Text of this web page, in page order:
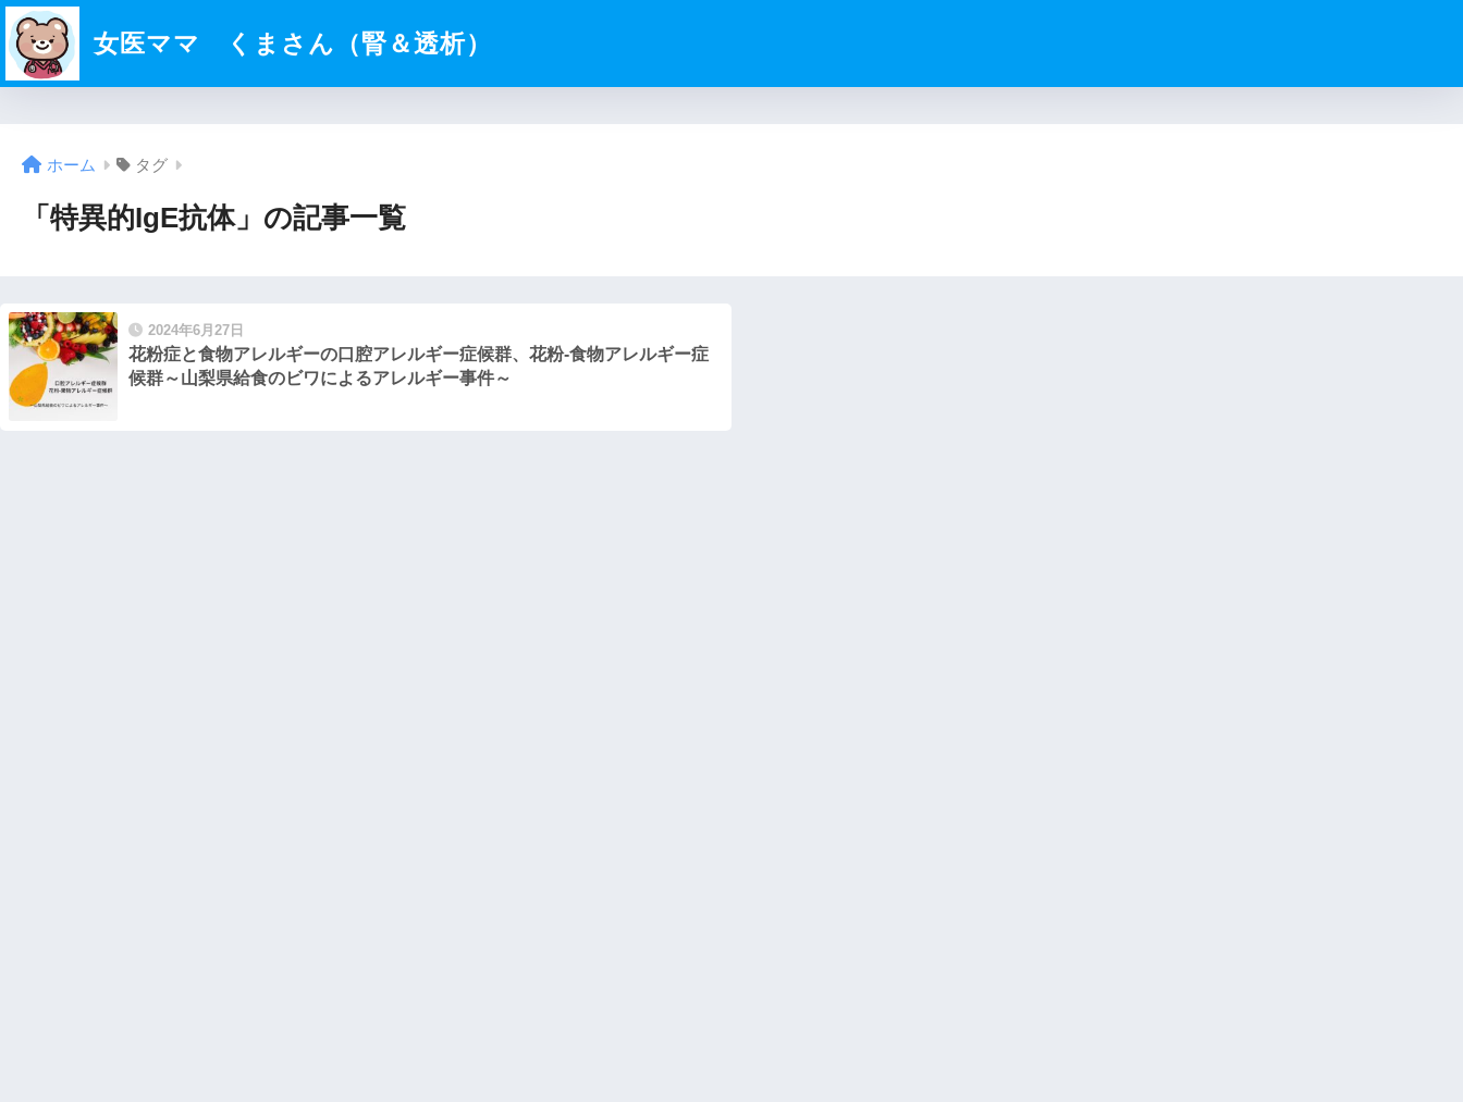
女医ママ くまさん（腎＆透析）
ホーム タグ
「特異的IgE抗体」の記事一覧
2024年6月27日
花粉症と食物アレルギーの口腔アレルギー症候群、花粉-食物アレルギー症
候群～山梨県給食のビワによるアレルギー事件～